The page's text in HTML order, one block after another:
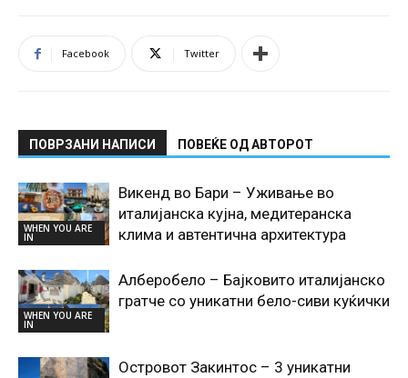
Facebook Twitter
ПОВРЗАНИ НАПИСИ ПОВЕЌЕ ОД АВТОРОТ
WHEN YOU ARE
IN
Викенд во Бари – Уживање во
италијанска кујна, медитеранска
клима и автентична архитектура
WHEN YOU ARE
IN
Алберобело – Бајковито италијанско
гратче со уникатни бело-сиви куќички
Островот Закинтос – 3 уникатни